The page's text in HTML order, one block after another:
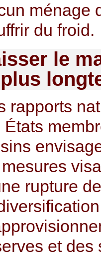
ménage
du froid.
le
rapports
États
rupture
et des